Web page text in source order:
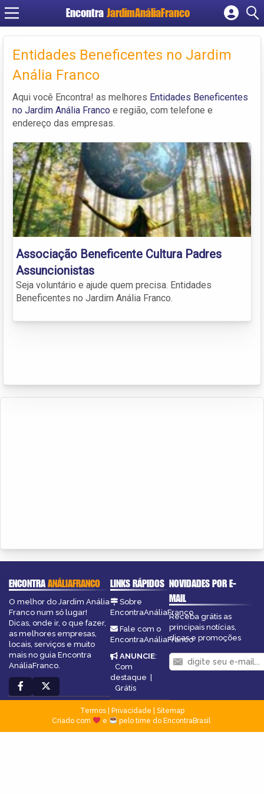
Encontra JardimAnáliaFranco
Cadastrar empresa
Criar conta
Entidades Beneficentes no Jardim
Anália Franco
Aqui você Encontra! as melhores Entidades Beneficentes
no Jardim Anália Franco e região, com telefone e
endereço das empresas.
Associação Beneficente Cultura Padres
Assuncionistas
Seja voluntário e ajude quem precisa. Entidades
Beneficentes no Jardim Anália Franco.
ENCONTRAANÁLIAFRANCO
O melhor do Jardim Anália
Franco num só lugar!
Dicas, onde ir, o que fazer,
as melhores empresas,
locais, serviços e muito
mais no guia Encontra
AnáliaFranco.
LINKS RÁPIDOS
Sobre
EncontraAnáliaFranco
Fale com o
EncontraAnáliaFranco
ANUNCIE:
Com
destaque |
Grátis
NOVIDADES POR E-
MAIL
Receba grátis as
principais notícias,
dicas e promoções
Termos| Privacidade
Sitemap
Criado com
e pelo time do EncontraBrasil